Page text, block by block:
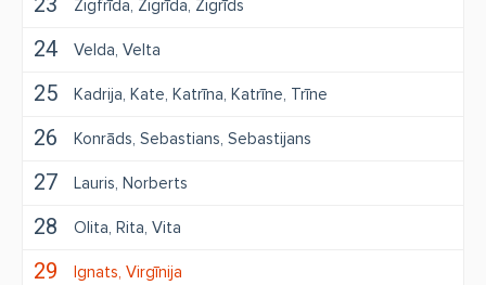
Zigfrīda Zigrīda Zigrīds
24 Velda Velta
25 Kadrija Kate Katrīna Katrīne Trīne
26 Konrāds Sebastians Sebastijans
27 Lauris Norberts
28 Olita Rita Vita
29 Ignats Virgīnija